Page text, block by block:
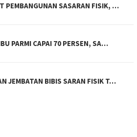
PEMBANGUNAN SASARAN FISIK, …
PARMI CAPAI 70 PERSEN, SA…
JEMBATAN BIBIS SARAN FISIK T…